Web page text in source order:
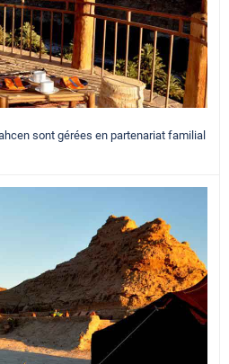
sont gérées en partenariat familial